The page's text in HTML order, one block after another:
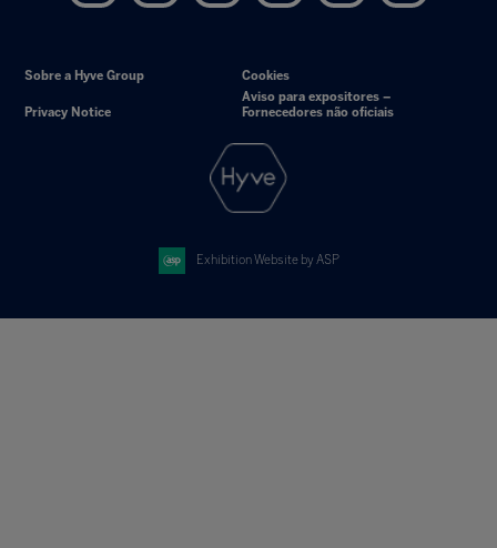
Sobre a Hyve Group Cookies
Privacy Notice
Aviso para expositores –
Fornecedores não oficiais
Exhibition Website by ASP